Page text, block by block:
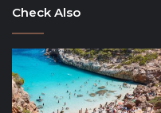
Check Also